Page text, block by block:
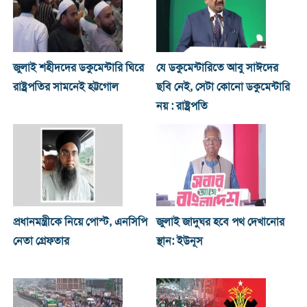
জুলাই শহীদদের ডকুমেন্টারি ঘিরে
রাষ্ট্রপতির সামনেই হট্টগোল
যে ডকুমেন্টারিতে আবু সাঈদের
ছবি নেই, সেটা কোনো ডকুমেন্টারি
নয় : রাষ্ট্রপতি
প্রধানমন্ত্রীকে নিয়ে পোস্ট, এনসিপি
নেতা গ্রেফতার
জুলাই জাদুঘর হবে পথ দেখানোর
স্থান: ইউনূস